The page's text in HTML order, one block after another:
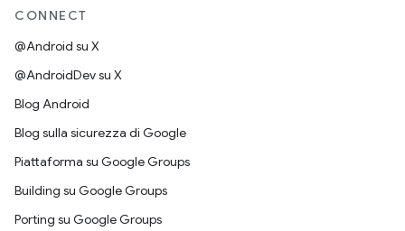
CONNECT
@Android su X
@AndroidDev su X
Blog Android
Blog sulla sicurezza di Google
Piattaforma su Google Groups
Building su Google Groups
Porting su Google Groups